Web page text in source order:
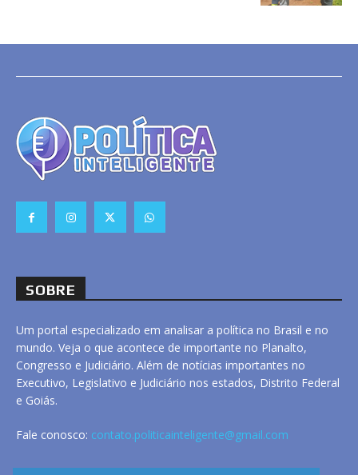
SOBRE
Um portal especializado em analisar a política no Brasil e no
mundo. Veja o que acontece de importante no Planalto,
Congresso e Judiciário. Além de notícias importantes no
Executivo, Legislativo e Judiciário nos estados, Distrito Federal
e Goiás.
Fale conosco: contato.politicainteligente@gmail.com